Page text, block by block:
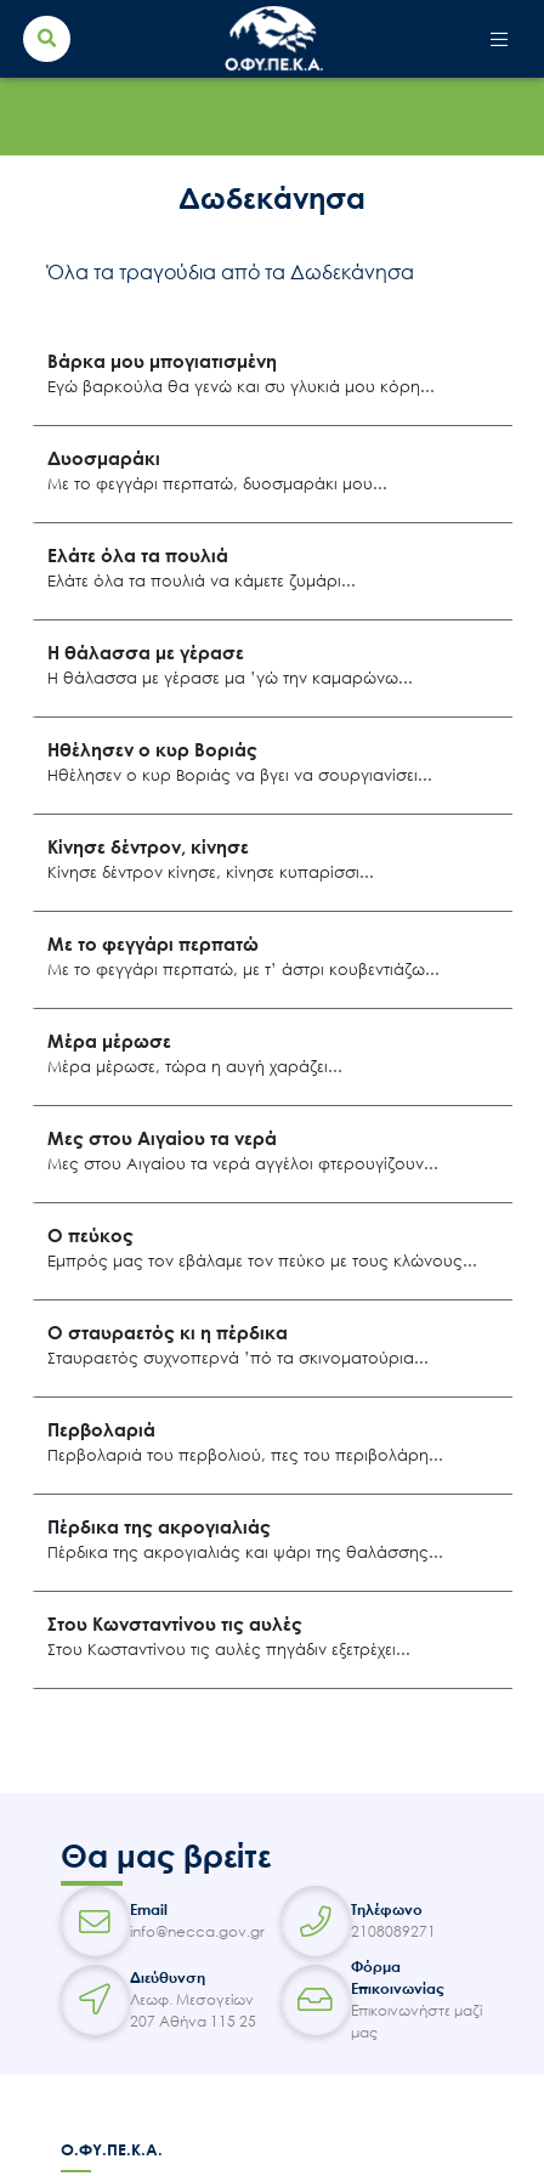
Search
for:
Search
Νέα – Δημοσιότητα
Μ.Δ.Π.Π.
Έργα
Επικοινωνία
Δωδεκάνησα
Όλα τα τραγούδια από τα Δωδεκάνησα
Βάρκα μου μπογιατισμένη
Εγώ βαρκούλα θα γενώ και συ γλυκιά μου κόρη
Πάτμος
Δυοσμαράκι
Με το φεγγάρι περπατώ, δυοσμαράκι μου
Ελάτε όλα τα πουλιά
Ελάτε όλα τα πουλιά να κάμετε ζυμάρι
Η θάλασσα με γέρασε
Η θάλασσα με γέρασε μα ’γώ την καμαρώνω
Ηθέλησεν ο κυρ Βοριάς
Ηθέλησεν ο κυρ Βοριάς να βγει να σουργιανίσει
Νίσυρος
Κίνησε δέντρον, κίνησε
Κίνησε δέντρον κίνησε, κίνησε κυπαρίσσι
Μονόλιθο Ρόδου
Με το φεγγάρι περπατώ
Με το φεγγάρι περπατώ, με τ’ άστρι κουβεντιάζω
Αστυπάλαια
Μέρα μέρωσε
Μέρα μέρωσε, τώρα η αυγή χαράζει
Κάλυμνος
Μες στου Αιγαίου τα νερά
Μες στου Αιγαίου τα νερά αγγέλοι φτερουγίζουν
Ο πεύκος
Εμπρός μας τον εβάλαμε τον πεύκο με τους κλώνους
Νίσυρος
Ο σταυραετός κι η πέρδικα
Σταυραετός συχνοπερνά ’πό τα σκινοματούρια
Όλυμπος Καρπάθου
Περβολαριά
Περβολαριά του περβολιού, πες του περιβολάρη
Πέρδικα της ακρογιαλιάς
Πέρδικα της ακρογιαλιάς και ψάρι της θαλάσσης
Αρχάγγελος Ρόδου
Στου Κωνσταντίνου τις αυλές
Στου Κωσταντίνου τις αυλές πηγάδιν εξετρέχει
Θα μας βρείτε
Email
info@necca.gov.gr
Τηλέφωνο
2108089271
Διεύθυνση
Λεωφ. Μεσογείων
207 Αθήνα 115 25
Φόρμα
Επικοινωνίας
Επικοινωνήστε μαζί
μας
Ο.ΦΥ.ΠΕ.Κ.Α.